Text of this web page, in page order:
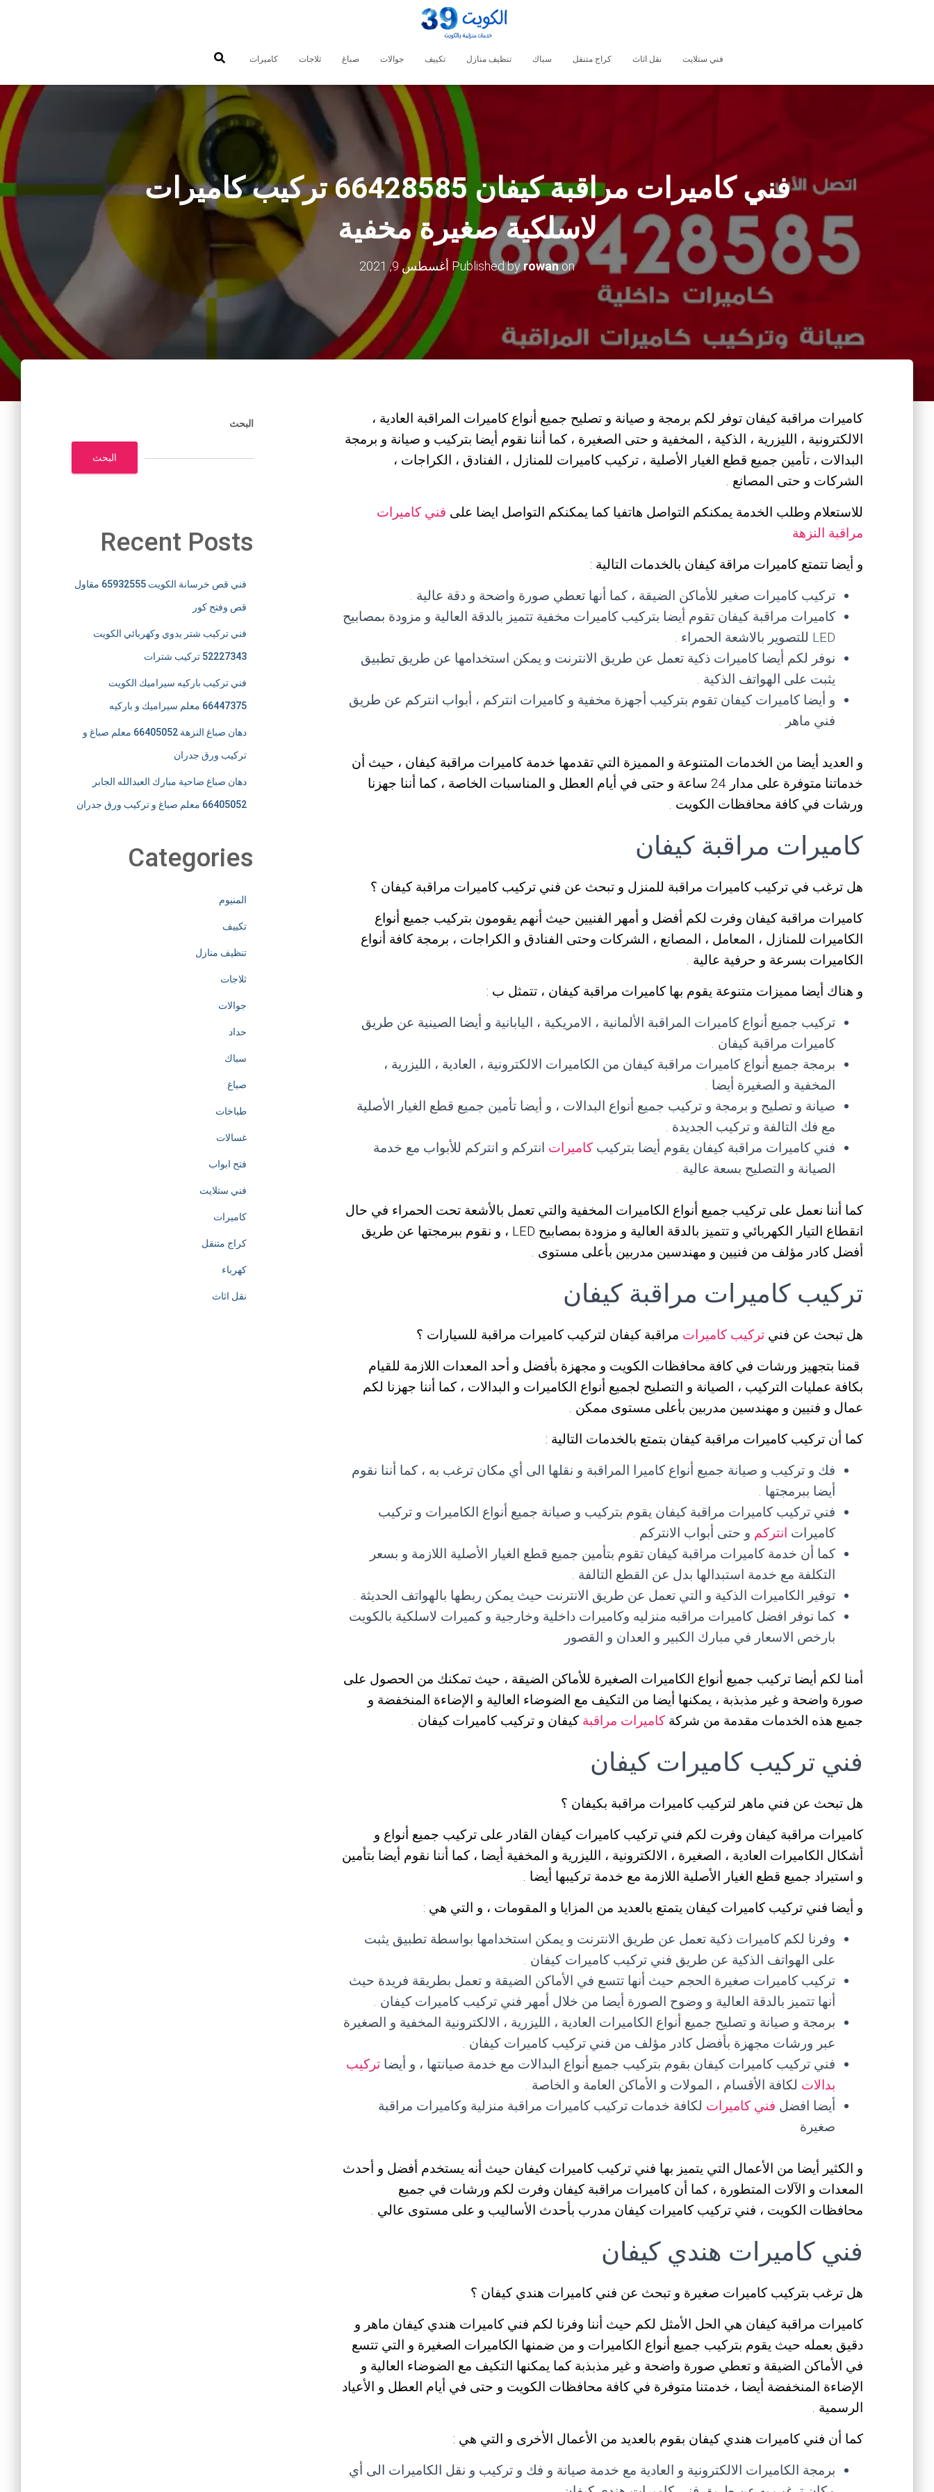
فني ستلايت نقل اثاث كراج متنقل سباك تنظيف منازل تكييف جوالات صباغ ثلاجات كاميرات
فني كاميرات مراقبة كيفان 66428585 تركيب كاميرات
لاسلكية صغيرة مخفية
Published by rowanon أغسطس 9, 2021
كاميرات مراقبة كيفان توفر لكم برمجة و صيانة و تصليح جميع أنواع كاميرات المراقبة العادية ،
الالكترونية ، الليزرية ، الذكية ، المخفية و حتى الصغيرة ، كما أننا نقوم أيضا بتركيب و صيانة و برمجة
البدالات ، تأمين جميع قطع الغيار الأصلية ، تركيب كاميرات للمنازل ، الفنادق ، الكراجات ،
الشركات و حتى المصانع .
للاستعلام وطلب الخدمة يمكنكم التواصل هاتفيا كما يمكنكم التواصل ايضا على فني كاميرات
مراقبة النزهة
و أيضا تتمتع كاميرات مراقة كيفان بالخدمات التالية :
تركيب كاميرات صغير للأماكن الضيقة ، كما أنها تعطي صورة واضحة و دقة عالية .
كاميرات مراقبة كيفان تقوم أيضا بتركيب كاميرات مخفية تتميز بالدقة العالية و مزودة بمصابيح
LED للتصوير بالاشعة الحمراء .
نوفر لكم أيضا كاميرات ذكية تعمل عن طريق الانترنت و يمكن استخدامها عن طريق تطبيق
يثبت على الهواتف الذكية .
و أيضا كاميرات كيفان تقوم بتركيب أجهزة مخفية و كاميرات انتركم ، أبواب انتركم عن طريق
فني ماهر .
و العديد أيضا من الخدمات المتنوعة و المميزة التي تقدمها خدمة كاميرات مراقبة كيفان ، حيث أن
خدماتنا متوفرة على مدار 24 ساعة و حتى في أيام العطل و المناسبات الخاصة ، كما أننا جهزنا
ورشات في كافة محافظات الكويت .
كاميرات مراقبة كيفان
هل ترغب في تركيب كاميرات مراقبة للمنزل و تبحث عن فني تركيب كاميرات مراقبة كيفان ؟
كاميرات مراقبة كيفان وفرت لكم أفضل و أمهر الفنيين حيث أنهم يقومون بتركيب جميع أنواع
الكاميرات للمنازل ، المعامل ، المصانع ، الشركات وحتى الفنادق و الكراجات ، برمجة كافة أنواع
الكاميرات بسرعة و حرفية عالية .
و هناك أيضا مميزات متنوعة يقوم بها كاميرات مراقبة كيفان ، تتمثل ب :
تركيب جميع أنواع كاميرات المراقبة الألمانية ، الامريكية ، اليابانية و أيضا الصينية عن طريق
كاميرات مراقبة كيفان .
برمجة جميع أنواع كاميرات مراقبة كيفان من الكاميرات الالكترونية ، العادية ، الليزرية ،
المخفية و الصغيرة أيضا .
صيانة و تصليح و برمجة و تركيب جميع أنواع البدالات ، و أيضا تأمين جميع قطع الغيار الأصلية
مع فك التالفة و تركيب الجديدة .
فني كاميرات مراقبة كيفان يقوم أيضا بتركيب كاميرات انتركم و انتركم للأبواب مع خدمة
الصيانة و التصليح بسعة عالية .
كما أننا نعمل على تركيب جميع أنواع الكاميرات المخفية والتي تعمل بالأشعة تحت الحمراء في حال
انقطاع التيار الكهربائي و تتميز بالدقة العالية و مزودة بمصابيح LED ، و نقوم ببرمجتها عن طريق
أفضل كادر مؤلف من فنيين و مهندسين مدربين بأعلى مستوى .
تركيب كاميرات مراقبة كيفان
هل تبحث عن فني تركيب كاميرات مراقبة كيفان لتركيب كاميرات مراقبة للسيارات ؟
قمنا بتجهيز ورشات في كافة محافظات الكويت و مجهزة بأفضل و أحد المعدات اللازمة للقيام
بكافة عمليات التركيب ، الصيانة و التصليح لجميع أنواع الكاميرات و البدالات ، كما أننا جهزنا لكم
عمال و فنيين و مهندسين مدربين بأعلى مستوى ممكن .
كما أن تركيب كاميرات مراقبة كيفان بتمتع بالخدمات التالية :
فك و تركيب و صيانة جميع أنواع كاميرا المراقبة و نقلها الى أي مكان ترغب به ، كما أننا نقوم
أيضا ببرمجتها .
فني تركيب كاميرات مراقبة كيفان يقوم بتركيب و صيانة جميع أنواع الكاميرات و تركيب
كاميرات انتركم و حتى أبواب الانتركم .
كما أن خدمة كاميرات مراقبة كيفان تقوم بتأمين جميع قطع الغيار الأصلية اللازمة و بسعر
التكلفة مع خدمة استبدالها بدل عن القطع التالفة .
توفير الكاميرات الذكية و التي تعمل عن طريق الانترنت حيث يمكن ربطها بالهواتف الحديثة .
كما نوفر افضل كاميرات مراقبه منزليه وكاميرات داخلية وخارجية و كميرات لاسلكية بالكويت
بارخص الاسعار في مبارك الكبير و العدان و القصور
أمنا لكم أيضا تركيب جميع أنواع الكاميرات الصغيرة للأماكن الضيقة ، حيث تمكنك من الحصول على
صورة واضحة و غير مذبذبة ، يمكنها أيضا من التكيف مع الضوضاء العالية و الإضاءة المنخفضة و
جميع هذه الخدمات مقدمة من شركة كاميرات مراقبة كيفان و تركيب كاميرات كيفان .
فني تركيب كاميرات كيفان
هل تبحث عن فني ماهر لتركيب كاميرات مراقبة بكيفان ؟
كاميرات مراقبة كيفان وفرت لكم فني تركيب كاميرات كيفان القادر على تركيب جميع أنواع و
أشكال الكاميرات العادية ، الصغيرة ، الالكترونية ، الليزرية و المخفية أيضا ، كما أننا نقوم أيضا بتأمين
و استيراد جميع قطع الغيار الأصلية اللازمة مع خدمة تركيبها أيضا .
و أيضا فني تركيب كاميرات كيفان يتمتع بالعديد من المزايا و المقومات ، و التي هي :
وفرنا لكم كاميرات ذكية تعمل عن طريق الانترنت و يمكن استخدامها بواسطة تطبيق يثبت
على الهواتف الذكية عن طريق فني تركيب كاميرات كيفان .
تركيب كاميرات صغيرة الحجم حيث أنها تتسع في الأماكن الضيقة و تعمل بطريقة فريدة حيث
أنها تتميز بالدقة العالية و وضوح الصورة أيضا من خلال أمهر فني تركيب كاميرات كيفان .
برمجة و صيانة و تصليح جميع أنواع الكاميرات العادية ، الليزرية ، الالكترونية المخفية و الصغيرة
عبر ورشات مجهزة بأفضل كادر مؤلف من فني تركيب كاميرات كيفان .
فني تركيب كاميرات كيفان بقوم بتركيب جميع أنواع البدالات مع خدمة صيانتها ، و أيضا تركيب
بدالات لكافة الأقسام ، المولات و الأماكن العامة و الخاصة .
أيضا افضل فني كاميرات لكافة خدمات تركيب كاميرات مراقبة منزلية وكاميرات مراقبة
صغيرة
و الكثير أيضا من الأعمال التي يتميز بها فني تركيب كاميرات كيفان حيث أنه يستخدم أفضل و أحدث
المعدات و الآلات المتطورة ، كما أن كاميرات مراقبة كيفان وفرت لكم ورشات في جميع
محافظات الكويت ، فني تركيب كاميرات كيفان مدرب بأحدث الأساليب و على مستوى عالي .
فني كاميرات هندي كيفان
هل ترغب بتركيب كاميرات صغيرة و تبحث عن فني كاميرات هندي كيفان ؟
كاميرات مراقبة كيفان هي الحل الأمثل لكم حيث أننا وفرنا لكم فني كاميرات هندي كيفان ماهر و
دقيق بعمله حيث يقوم بتركيب جميع أنواع الكاميرات و من ضمنها الكاميرات الصغيرة و التي تتسع
في الأماكن الضيقة و تعطي صورة واضحة و غير مذبذبة كما يمكنها التكيف مع الضوضاء العالية و
الإضاءة المنخفضة أيضا ، خدمتنا متوفرة في كافة محافظات الكويت و حتى في أيام العطل و الأعياد
الرسمية .
كما أن فني كاميرات هندي كيفان بقوم بالعديد من الأعمال الأخرى و التي هي :
برمجة الكاميرات الالكترونية و العادية مع خدمة صيانة و فك و تركيب و نقل الكاميرات الى أي
البحث
البحث
Recent Posts
فني قص خرسانة الكويت 65932555 مقاول
قص وفتح كور
فني تركيب شتر يدوي وكهربائي الكويت
52227343 تركيب شترات
فني تركيب باركيه سيراميك الكويت
66447375 معلم سيراميك و باركيه
دهان صباغ النزهة 66405052 معلم صباغ و
تركيب ورق جدران
دهان صباغ ضاحية مبارك العبدالله الجابر
66405052 معلم صباغ و تركيب ورق جدران
Categories
المنيوم
تكييف
تنظيف منازل
ثلاجات
جوالات
حداد
سباك
صباغ
طباخات
غسالات
فتح ابواب
فني ستلايت
كاميرات
كراج متنقل
كهرباء
نقل اثاث